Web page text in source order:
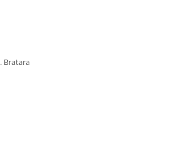
. Bratara